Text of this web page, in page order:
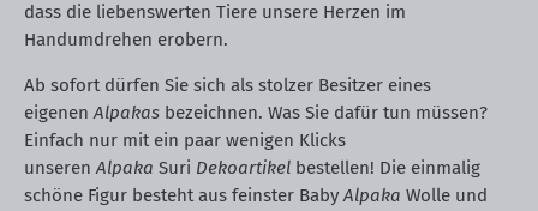
dass die liebenswerten Tiere unsere Herzen im
Handumdrehen erobern.
Ab sofort dürfen Sie sich als stolzer Besitzer eines
eigenenAlpakas bezeichnen. Was Sie dafür tun müssen?
Einfach nur mit ein paar wenigen Klicks
unserenAlpaka Suri Dekoartikel bestellen! Die einmalig
schöne Figur besteht aus feinster Baby Alpaka Wolle und